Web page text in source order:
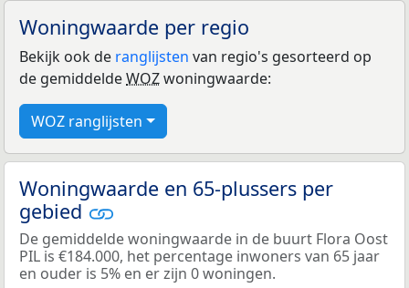
Woningwaarde per regio
Bekijk ook de ranglijsten van regio's gesorteerd op
de gemiddeldeWOZwoningwaarde:
WOZ ranglijsten
Woningwaarde en 65-plussers per
gebied
De gemiddelde woningwaarde in de buurt Flora Oost
PIL is €184.000, het percentage inwoners van 65 jaar
en ouder is 5% en er zijn 0 woningen.